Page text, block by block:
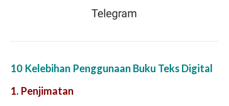
10 Kelebihan Penggunaan Buku Teks Digital
1. Penjimatan